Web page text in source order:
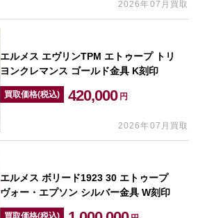
2026年07月買取
エルメス エヴリンTPM エトゥープ トリ
ヨンクレマンス ゴールド金具 K刻印
買取価格(税込) 420,000 円
2026年07月買取
エルメス ボリード1923 30 エトゥープ
ヴォー・エプソン シルバー金具 W刻印